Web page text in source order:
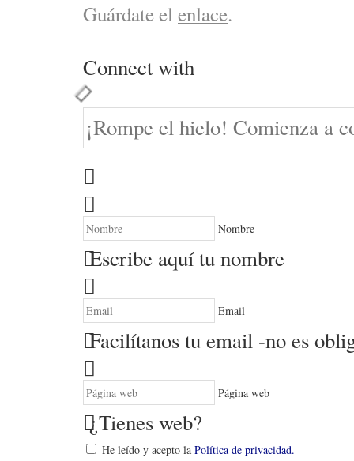
Guárdate el enlace.
Connect with
Nombre
Escribe aquí tu nombre
Email
Facilítanos tu email -no es
Página web
¿Tienes web?
He leído y acepto la Política de privacidad.